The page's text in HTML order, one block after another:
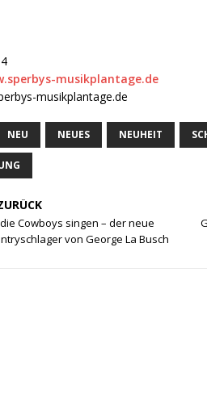
musikplantage.de
musikplantage.de
NEU NEUES NEUHEIT
Cowboys singen – der neue
von George La Busch